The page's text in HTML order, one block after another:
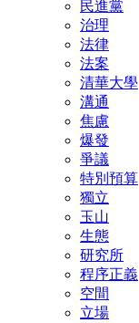
民進黨
治理
法律
法案
清華大學
溝通
焦慮
爆發
爭議
特別預算
獨立
玉山
生態
研究所
程序正義
空間
立場